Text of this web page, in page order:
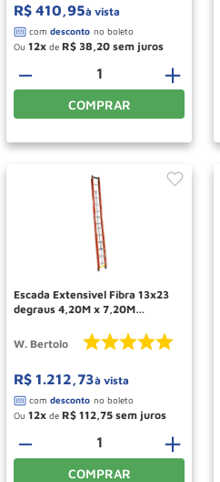
R$ 410,95à vista
Ou 12 de R$ 38 20
＋
－
COMPRAR
Escada Extensivel Fibra 13x23
degraus 4,20M x 7,20M
W. Bertolo
R$ 1.212,73à vista
Ou 12 de R$ 112 75
＋
－
COMPRAR